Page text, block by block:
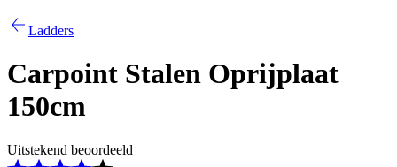
Ladders
Carpoint Stalen Oprijplaat
150cm
Uitstekend beoordeeld